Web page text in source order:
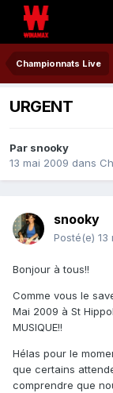
Championnats Live
URGENT
Par snooky
13 mai 2009 dans
snooky
Posté(e) 13
Bonjour à tous!!
Comme vous le
Mai 2009 à St
MUSIQUE!!
Hélas pour le
que certains
comprendre que